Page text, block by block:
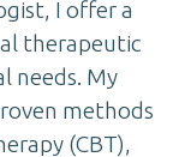
I offer a
therapeutic
needs. My
methods
(CBT),